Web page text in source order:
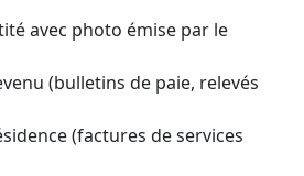
avec photo émise par le
(bulletins de paie, relevés
(factures de services